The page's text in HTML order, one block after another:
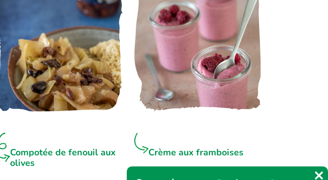
Compotée de fenouil aux
olives
Crème aux framboises